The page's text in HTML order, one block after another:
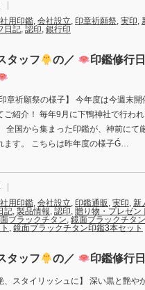
用印鑑, 会社設立, 印章祈願祭, 実印,
日記, 認印, 銀行印
タッフ の／
印鑑修行
章祈願祭の様子】 今年度は今週末開
ご紹介！ 毎年9月に下鴨神社で行わ
全国から集まった印鑑が、神前にて
ます。 こちらは昨年度の様子Ǵ…
用印鑑, 会社設立, 印鑑通販 , 実印, 新
記, 製品情報, 認印, 贈り物・プレゼン
ブラックチタン, 鏡面ブラックチタ
, 鏡面ブラックチタン印鑑3本セット
タッフ の／ 印鑑修行
、スタイリッシュに】 深い黒と艶や